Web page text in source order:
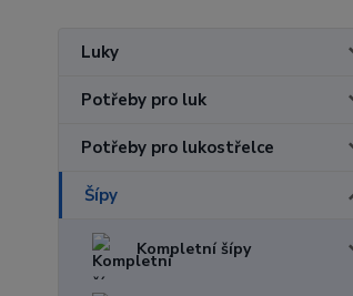
Luky
Potřeby pro luk
Potřeby pro lukostřelce
Šípy
Kompletní šípy